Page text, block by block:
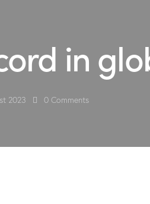
in
2023 0 Comments